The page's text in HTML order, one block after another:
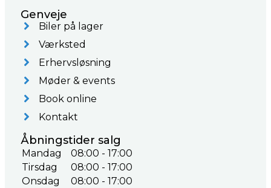
Genveje
Biler på lager
Værksted
Erhervsløsning
Møder & events
Book online
Kontakt
Åbningstider salg
Mandag
08:00 - 17:00
Tirsdag
08:00 - 17:00
Onsdag
08:00 - 17:00